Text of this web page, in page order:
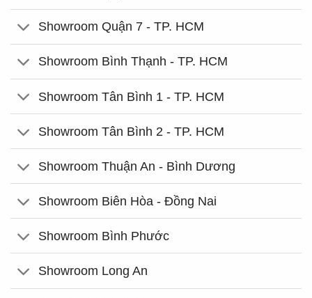
Showroom Quận 7 - TP. HCM
Showroom Bình Thạnh - TP. HCM
Showroom Tân Bình 1 - TP. HCM
Showroom Tân Bình 2 - TP. HCM
Showroom Thuận An - Bình Dương
Showroom Biên Hòa - Đồng Nai
Showroom Bình Phước
Showroom Long An